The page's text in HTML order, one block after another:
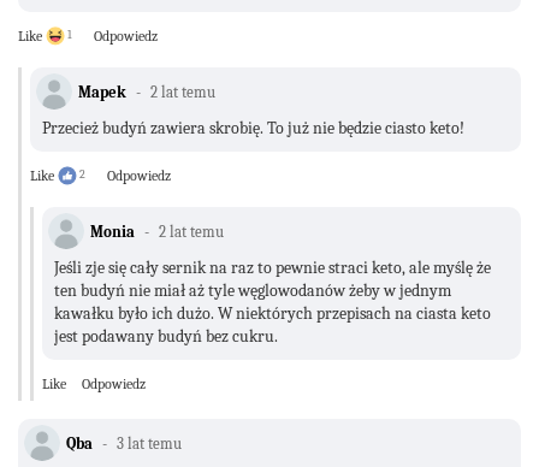
Like 1 Odpowiedz
Mapek 2 lat temu
Przecież budyń zawiera skrobię. To już nie będzie ciasto keto!
Like 2 Odpowiedz
Monia 2 lat temu
Jeśli zje się cały sernik na raz to pewnie straci keto, ale myślę że
ten budyń nie miał aż tyle węglowodanów żeby w jednym
kawałku było ich dużo. W niektórych przepisach na ciasta keto
jest podawany budyń bez cukru.
Like Odpowiedz
Qba 3 lat temu